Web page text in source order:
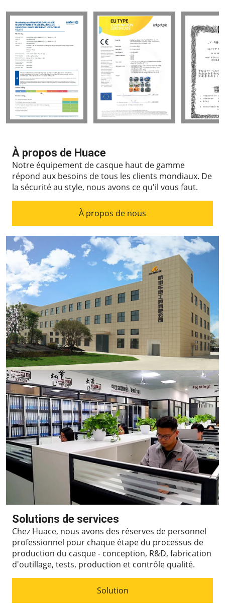
À propos de Huace
Notre équipement de casque haut de gamme
répond aux besoins de tous les clients mondiaux. De
la sécurité au style, nous avons ce qu'il vous faut.
À propos de nous
Solutions de services
Chez Huace, nous avons des réserves de personnel
professionnel pour chaque étape du processus de
production du casque - conception, R&D, fabrication
d'outillage, tests, production et contrôle qualité.
Solution